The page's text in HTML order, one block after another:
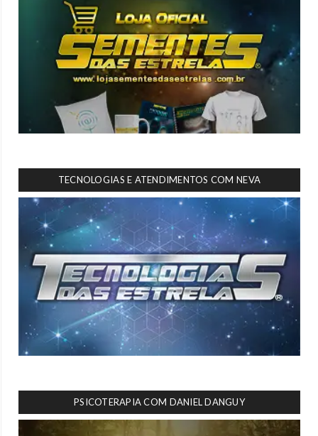
TECNOLOGIAS E ATENDIMENTOS COM NEVA
PSICOTERAPIA COM DANIEL DANGUY